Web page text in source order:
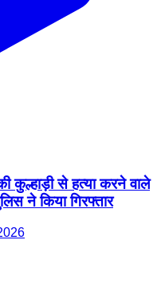
कुल्हाड़ी से हत्या करने वाले
ने किया गिरफ्तार